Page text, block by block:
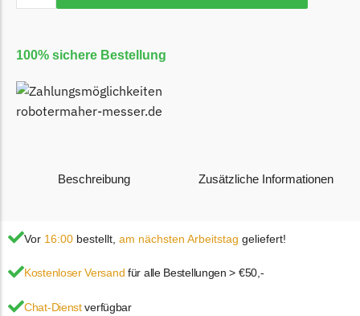
Florabest Messer
Begrenzungsdraht
Flymo
Begrenzungsdraht
Garden Feelings
Garden Feelings Messer
100% sichere Bestellung
Beschreibung Zusätzliche Informationen
Typ
Vor 16:00 bestellt, am nächsten Arbeitstag geliefert!
Kostenloser Versand für alle Bestellungen > €50,-
Chat-Dienstverfügbar